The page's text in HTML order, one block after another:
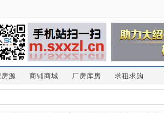
源 商铺商城 厂房库房 求租求购